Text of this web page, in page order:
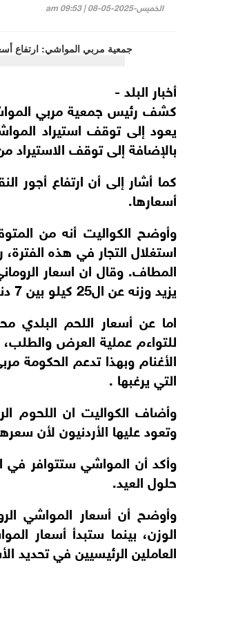
الخميس-2025-05-08 | 09:53 am
أخبار البلد -
كشف رئيس جمعية مربي
يعود إلى توقف استيراد
بالإضافة إلى توقف
كما أشار إلى أن ارتفاع أجور
أسعارها.
وأوضح الكواليت أنه من
استغلال التجار في هذه
المطاف. وقال ان اسعار
يزيد وزنه عن ال25 كيلو بين 7 دنانير و7.5 دينار.
اما عن أسعار اللحم البلدي
للتواءم عملية العرض
الأغنام وبهذا تدعم الحكومة
التي يرغبها .
وأضاف الكواليت ان اللحوم
وتعود عليها الأردنيون لأن
وأكد أن المواشي ستتوافر
حلول العيد.
العاملين الرئيسيين في تحديد